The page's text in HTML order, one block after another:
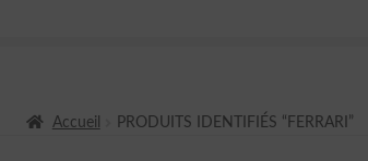
Accueil PRODUITS IDENTIFIÉS “FERRARI”